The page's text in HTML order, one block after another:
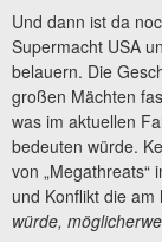
Und dann ist da
Supermacht USA
belauern. Die
großen Mächten
was im aktuellen
bedeuten würde.
von „Megathreats“
und Konflikt die
würde,